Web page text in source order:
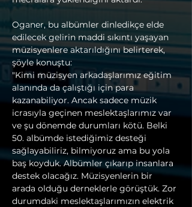
Oganer, bu albümler dinledikçe elde
edilecek gelirin maddi sıkıntı yaşayan
müzisyenlere aktarıldığını belirterek,
şöyle konuştu:
"Kimi müzisyen arkadaşlarımız eğitim
alanında da çalıştığı için para
kazanabiliyor. Ancak sadece müzik
icrasıyla geçinen meslektaşlarımız var
ve şu dönemde durumları kötü. Belki
50. albümde istediğimiz desteği
sağlayabiliriz, bilmiyoruz ama bu yola
baş koyduk. Albümler çıkarıp insanlara
destek olacağız. Müzisyenlerin bir
arada olduğu derneklerle görüştük. Zor
durumdaki meslektaşlarımızın elektrik